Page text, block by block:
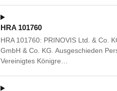
HRA 101760
HRA 101760: PRINOVIS Ltd. & Co.
GmbH & Co. KG. Ausgeschieden
Vereinigtes Königre…